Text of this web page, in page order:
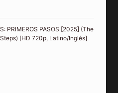
PRIMEROS PASOS [2025] (The
[HD 720p, Latino/Inglés]